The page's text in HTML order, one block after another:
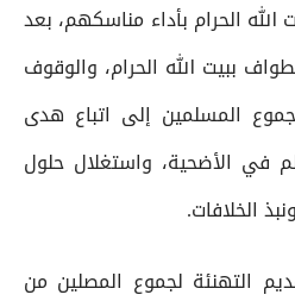
الحرام بأداء مناسكهم، بعد
ببيت الله الحرام، والوقوف
المسلمين إلى اتباع هدى
في الأضحية، واستغلال حلول
الخلافات.
التهنئة لجموع المصلين من